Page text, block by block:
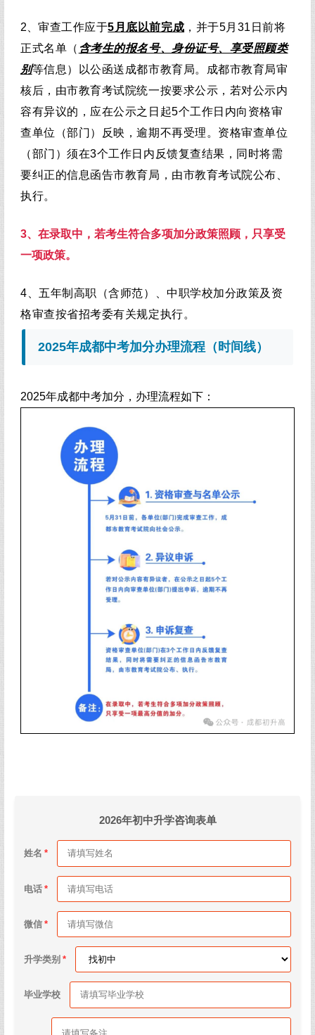
2、 审查工作应于5月底以前完成 ，并于5月31日前将
正式名单（ 含考生的报名号、身份证号、享受照顾类
别等信息）以公函送成都市教育局。成都市教育局审
核后，由市教育考试院统一按要求公示，若对公示内
容有异议的，应在公示之日起5个工作日内向资格审
查单位（部门）反映，逾期不再受理。资格审查单位
（部门）须在3个工作日内反馈复查结果，同时将需
要纠正的信息函告市教育局，由市教育考试院公布、
执行。
3、在录取中，若考生符合多项加分政策照顾，只享受
一项政策。
4、五年制高职（含师范）、中职学校加分政策及资
格审查按省招考委有关规定执行。
2025年成都中考加分办理流程（时间线）
2025年成都中考加分，办理流程如下：
2026年初中升学咨询表单
姓名
电话
微信
升学类别
毕业学校